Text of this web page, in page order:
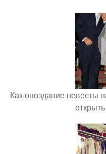
Как опоздание невесты